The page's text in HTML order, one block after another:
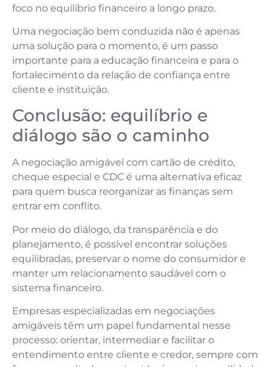
foco no equilíbrio financeiro a longo prazo.
Uma negociação bem conduzida não é apenas
uma solução para o momento, é um passo
importante para a educação financeira e para o
fortalecimento da relação de confiança entre
cliente e instituição.
Conclusão: equilíbrio e
diálogo são o caminho
A negociação amigável com cartão de crédito,
cheque especial e CDC é uma alternativa eficaz
para quem busca reorganizar as finanças sem
entrar em conflito.
Por meio do diálogo, da transparência e do
planejamento, é possível encontrar soluções
equilibradas, preservar o nome do consumidor e
manter um relacionamento saudável com o
sistema financeiro.
Empresas especializadas em negociações
amigáveis têm um papel fundamental nesse
processo: orientar, intermediar e facilitar o
entendimento entre cliente e credor, sempre com